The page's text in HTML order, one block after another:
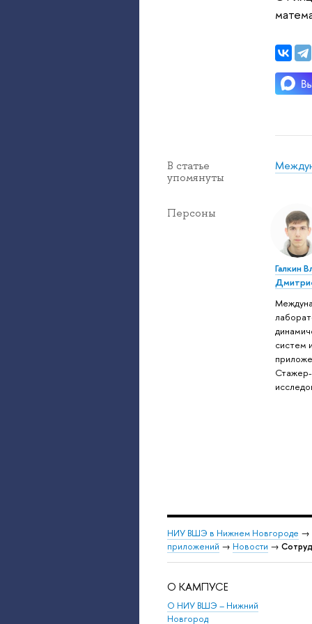
В статье
упомянуты
Персоны
Галкин
систем и
Стажер-
НИУ ВШЭ в Нижнем Новгороде →
приложений → Новости →
О КАМПУСЕ
О НИУ ВШЭ – Нижний
Новгород